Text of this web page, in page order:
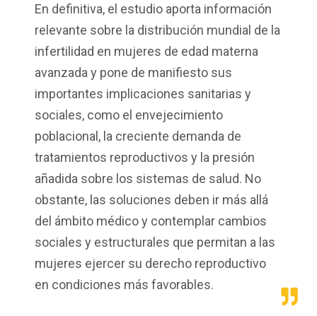
En definitiva, el estudio aporta información
relevante sobre la distribución mundial de la
infertilidad en mujeres de edad materna
avanzada y pone de manifiesto sus
importantes implicaciones sanitarias y
sociales, como el envejecimiento
poblacional, la creciente demanda de
tratamientos reproductivos y la presión
añadida sobre los sistemas de salud. No
obstante, las soluciones deben ir más allá
del ámbito médico y contemplar cambios
sociales y estructurales que permitan a las
mujeres ejercer su derecho reproductivo
en condiciones más favorables.